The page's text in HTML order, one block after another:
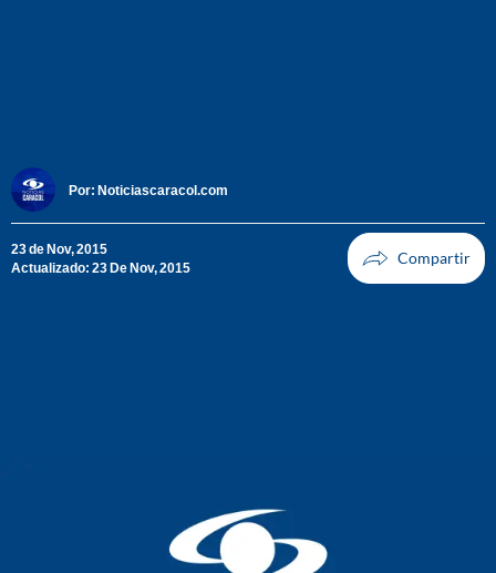
Por: Noticiascaracol.com
23 de Nov, 2015
Actualizado: 23 De Nov, 2015